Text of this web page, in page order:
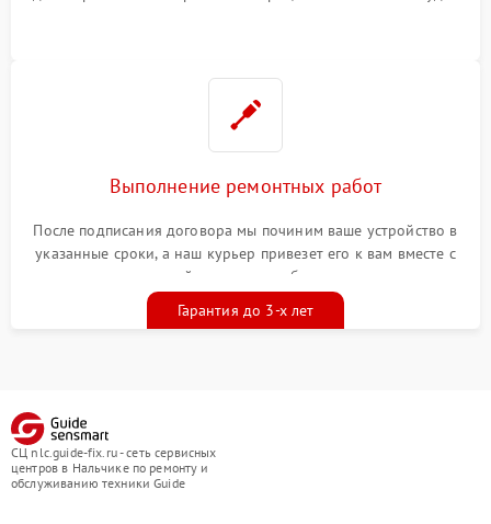
Выполнение ремонтных работ
После подписания договора мы починим ваше устройство в
указанные сроки, а наш курьер привезет его к вам вместе с
гарантийным талоном бесплатно
Гарантия до 3-х лет
СЦ nlc.guide-fix.ru - сеть сервисных
центров в Нальчике по ремонту и
обслуживанию техники Guide